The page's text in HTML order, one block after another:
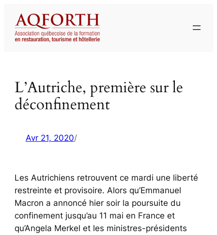
contenu
L’Autriche, première sur le
déconfinement
Avr 21, 2020/
Les Autrichiens retrouvent ce mardi une liberté
restreinte et provisoire. Alors qu’Emmanuel
Macron a annoncé hier soir la poursuite du
confinement jusqu’au 11 mai en France et
qu’Angela Merkel et les ministres-présidents